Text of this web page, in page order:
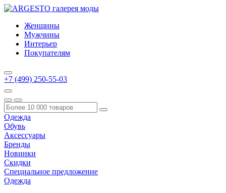
Женщины
Мужчины
Интерьер
Покупателям
+7 (499) 250-55-03
Одежда
Обувь
Аксессуары
Бренды
Новинки
Скидки
Специальное предложение
Одежда